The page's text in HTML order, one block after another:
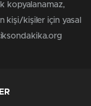
kopyalanamaz,
kişi/kişiler için yasal